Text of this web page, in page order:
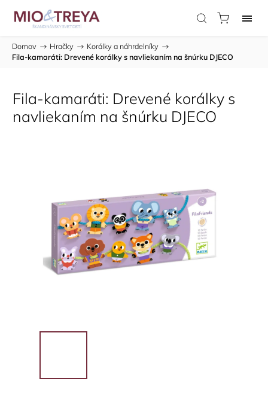
Domov / Hračky / Korálky a náhrdelníky /
Fila-kamaráti: Drevené korálky s navliekaním na šnúrku DJECO
Fila-kamaráti: Drevené korálky s
navliekaním na šnúrku DJECO